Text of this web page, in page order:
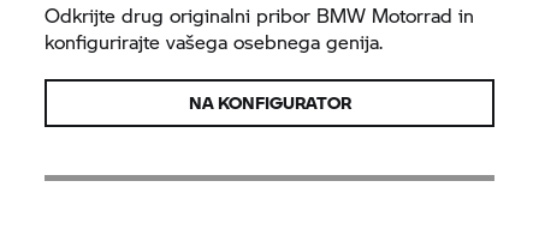
Odkrijte drug originalni pribor BMW Motorrad in
konfigurirajte vašega osebnega genija.
NA KONFIGURATOR